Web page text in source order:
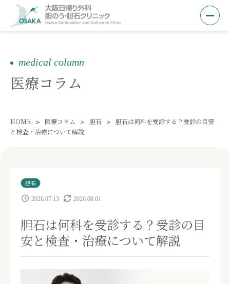
medical column
医療コラム
HOME > 医療コラム > 胆石 > 胆石は何科を受診する？受診の目安
と検査・治療について解説
胆石
2026.07.13 2026.08.01
胆石は何科を受診する？受診の目
安と検査・治療について解説